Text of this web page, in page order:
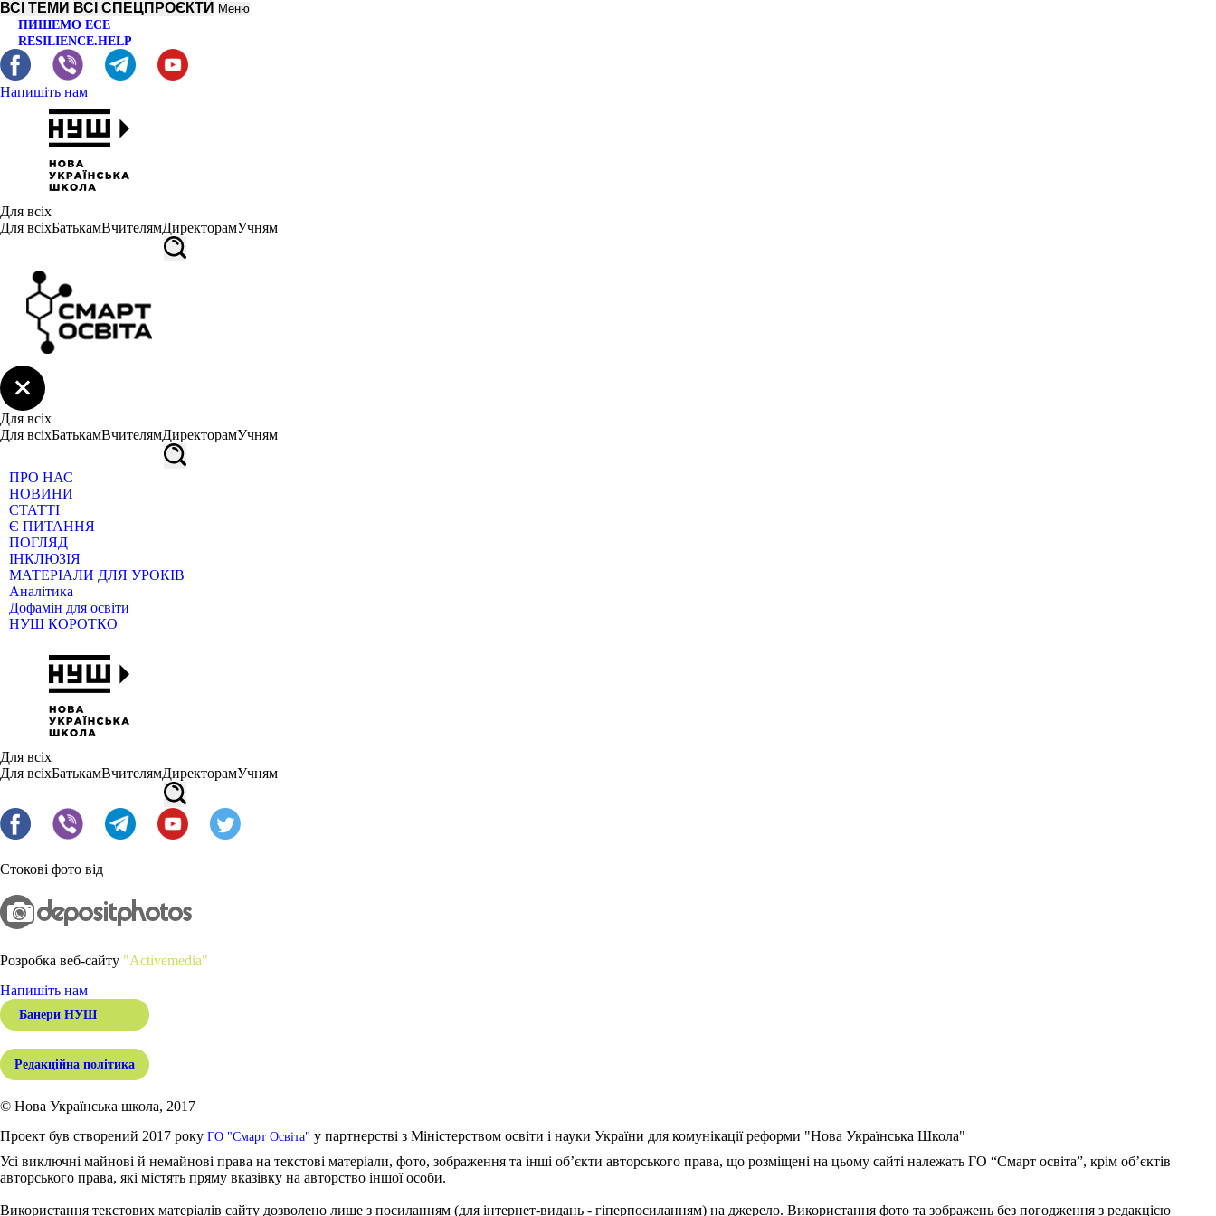
ВСІ ТЕМИ ВСІ СПЕЦПРОЄКТИ Меню
ПИШЕМО ЕСЕ
RESILIENCE.HELP
Напишіть нам
Для всіх
Для всіхБатькамВчителямДиректорамУчням
Для всіх
Для всіхБатькамВчителямДиректорамУчням
ПРО НАС
НОВИНИ
СТАТТІ
Є ПИТАННЯ
ПОГЛЯД
ІНКЛЮЗІЯ
МАТЕРІАЛИ ДЛЯ УРОКІВ
Аналітика
Дофамін для освіти
НУШ КОРОТКО
Для всіх
Для всіхБатькамВчителямДиректорамУчням
Стокові фото від
Розробка веб-сайту "Activemedia"
Напишіть нам
Банери НУШ
Редакційна політика
© Нова Українська школа, 2017
Проект був створений 2017 року ГО "Смарт Освіта" у партнерстві з Міністерством освіти і науки України для комунікації реформи "Нова Українська Школа"
Усі виключні майнові й немайнові права на текстові матеріали, фото, зображення та інші об’єкти авторського права, що розміщені на цьому сайті належать ГО “Смарт освіта”, крім об’єктів
авторського права, які містять пряму вказівку на авторство іншої особи.
Використання текстових матеріалів сайту дозволено лише з посиланням (для інтернет-видань - гіперпосиланням) на джерело. Використання фото та зображень без погодження з редакцією